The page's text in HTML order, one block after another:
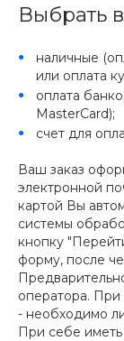
Выбрать
наличные
или оплата
оплата
MasterCard);
счет для
Ваш заказ
электронной
картой Вы
системы
кнопку
форму, после
оператора.
- необходимо
При себе